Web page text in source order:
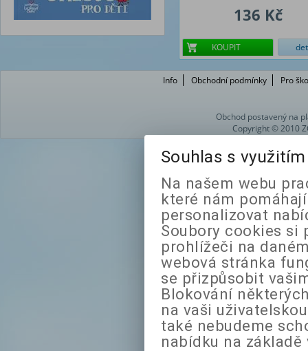
136 Kč
KOUPIT
Info Obchodní podmínky Pro
Obchod postavený na
Copyright © 2010
Souhlas s
Na našem webu
které nám
personalizovat
Soubory cookies si
prohlížeči na
webová stránka
se přizpůsobit
Blokování
na vaši
také nebudeme
nabídku na